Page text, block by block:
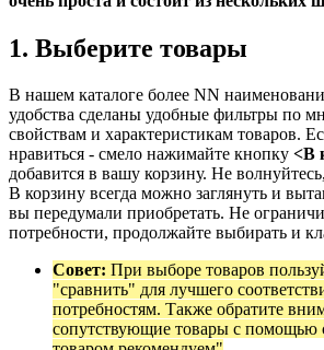
1. Выберите товары
В нашем каталоге более NN
удобства сделаны удобные фильтры по
свойствам и характеристикам товаров.
нравиться - смело нажимайте кнопку <В
добавится в вашу корзину. Не
В корзину всегда можно заглянуть и
вы передумали приобретать. Не
потребности, продолжайте выбирать и
Совет: При выборе товаров
"сравнить" для лучшего
потребностям. Также обратите
сопутствующие товары с помощью